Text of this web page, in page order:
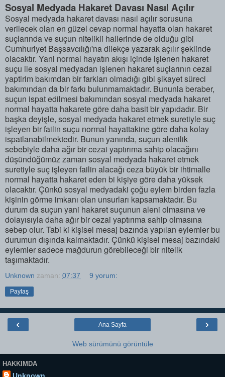
Sosyal Medyada Hakaret Davası Nasıl Açılır
Sosyal medyada hakaret davası nasıl açılır sorusuna
verilecek olan en güzel cevap normal hayatta olan hakaret
suçlarında ve suçun nitelikli hallerinde de olduğu gibi
Cumhuriyet Başsavcılığı'na dilekçe yazarak açılır şeklinde
olacaktır. Yani normal hayatın akışı içinde işlenen hakaret
suçu ile sosyal medyadan işlenen hakaret suçlarının cezai
yaptirim bakımdan bir farkları olmadığı gibi şikayet süreci
bakımından da bir farkı bulunmamaktadır. Bununla beraber,
suçun ispat edilmesi bakımından sosyal medyada hakaret
normal hayatta hakarete göre daha basit bir yapıdadır. Bir
başka deyişle, sosyal medyada hakaret etmek suretiyle suç
işleyen bir failin suçu normal hayattakine göre daha kolay
ispatlanabilmektedir. Bunun yanında, suçun alenilik
sebebiyle daha ağır bir cezai yaptırıma sahip olacağını
düşündüğümüz zaman sosyal medyada hakaret etmek
suretiyle suç işleyen failin alacağı ceza büyük bir ihtimalle
normal hayatta hakaret eden bi kişiye göre daha yüksek
olacaktır. Çünkü sosyal medyadaki çoğu eylem birden fazla
kişinin görme imkanı olan unsurları kapsamaktadır. Bu
durum da suçun yani hakaret suçunun aleni olmasına ve
dolayısıyla daha ağır bir cezai yaptırıma sahip olmasına
sebep olur. Tabi ki kişisel mesaj bazında yapılan eylemler bu
durumun dışında kalmaktadır. Çünkü kişisel mesaj bazındaki
eylemler sadece mağdurun görebileceği bir nitelik
taşımaktadır.
Unknown zaman: 07:37 9 yorum:
Paylaş
‹ ›
Ana Sayfa
Web sürümünü görüntüle
HAKKIMDA